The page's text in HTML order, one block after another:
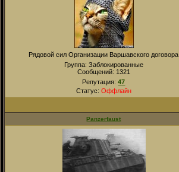
Рядовой сил Организации Варшавского договора
Группа: Заблокированные
Сообщений: 1321
Репутация:47
Статус: Оффлайн
Panzerfaust